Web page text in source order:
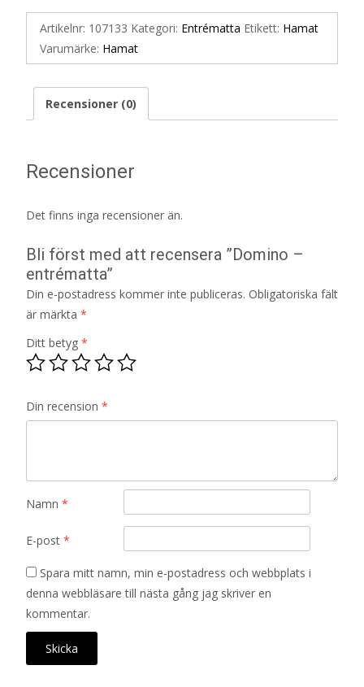
Artikelnr: 107133 Kategori: Entrématta Etikett: Hamat
Varumärke: Hamat
Recensioner (0)
Recensioner
Det finns inga recensioner än.
Bli först med att recensera ”Domino –
entrématta”
Din e-postadress kommer inte publiceras. Obligatoriska fält
är märkta *
Ditt betyg *
Din recension *
Namn *
E-post *
Spara mitt namn, min e-postadress och webbplats i
denna webbläsare till nästa gång jag skriver en
kommentar.